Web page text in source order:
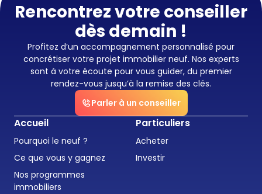
Rencontrez votre conseiller
dès demain !
Profitez d’un accompagnement personnalisé pour
concrétiser votre projet immobilier neuf. Nos experts
sont à votre écoute pour vous guider, du premier
rendez-vous jusqu’à la remise des clés.
Parler à un conseiller
Accueil
Pourquoi le neuf ?
Ce que vous y gagnez
Nos programmes
immobiliers
Particuliers
Acheter
Investir